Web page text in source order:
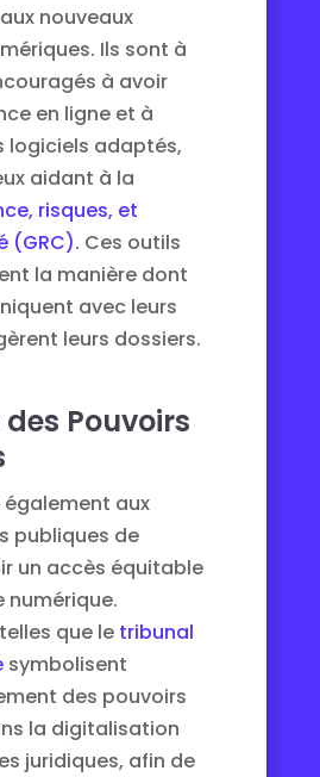
nouveaux
Ils sont à
à avoir
en ligne et à
logiciels adaptés,
aidant à la
risques, et
(GRC). Ces outils
la manière dont
avec leurs
leurs dossiers.
des Pouvoirs
aux
publiques de
un accès équitable
numérique.
que le tribunal
symbolisent
des pouvoirs
la digitalisation
juridiques, afin de